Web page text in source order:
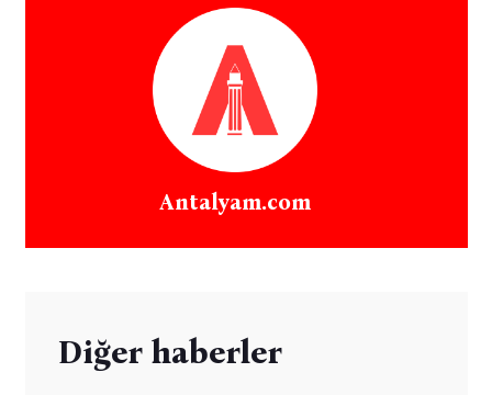
Antalyam.com
Diğer haberler